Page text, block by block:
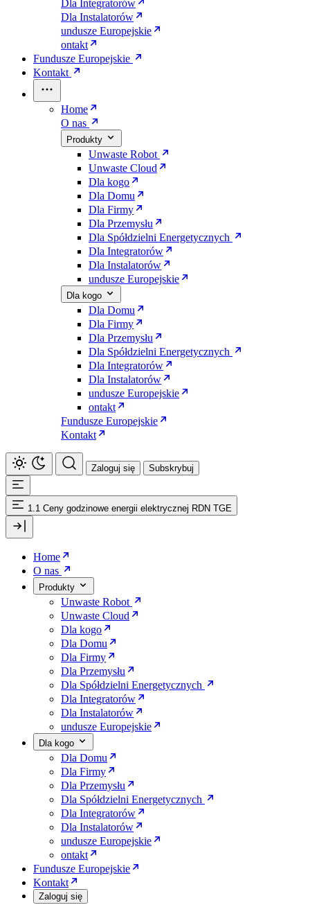
Dla Integratorów
Dla Instalatorów
undusze Europejskie
ontakt
Fundusze Europejskie
Kontakt
Home
O nas
Produkty
Unwaste Robot
Unwaste Cloud
Dla kogo
Dla Domu
Dla Firmy
Dla Przemysłu
Dla Spółdzielni Energetycznych
Dla Integratorów
Dla Instalatorów
undusze Europejskie
Dla kogo
Dla Domu
Dla Firmy
Dla Przemysłu
Dla Spółdzielni Energetycznych
Dla Integratorów
Dla Instalatorów
undusze Europejskie
ontakt
Fundusze Europejskie
Kontakt
Zaloguj się Subskrybuj
1.1 Ceny godzinowe energii elektrycznej RDN TGE
Home
O nas
Produkty
Unwaste Robot
Unwaste Cloud
Dla kogo
Dla Domu
Dla Firmy
Dla Przemysłu
Dla Spółdzielni Energetycznych
Dla Integratorów
Dla Instalatorów
undusze Europejskie
Dla kogo
Dla Domu
Dla Firmy
Dla Przemysłu
Dla Spółdzielni Energetycznych
Dla Integratorów
Dla Instalatorów
undusze Europejskie
ontakt
Fundusze Europejskie
Kontakt
Zaloguj się